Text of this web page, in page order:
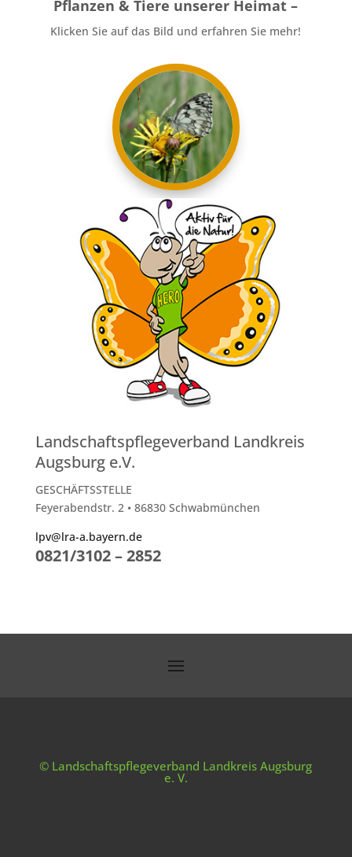
Pflanzen & Tiere unserer Heimat –
Klicken Sie auf das Bild und erfahren Sie mehr!
Landschaftspflegeverband Landkreis
Augsburg e.V.
GESCHÄFTSSTELLE
Feyerabendstr. 2 • 86830 Schwabmünchen
lpv@lra-a.bayern.de
0821/3102 – 2852
© Landschaftspflegeverband Landkreis Augsburg
e. V.